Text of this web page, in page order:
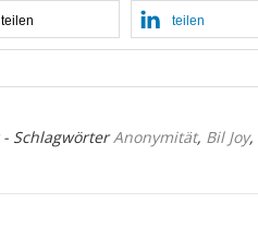
teilen teilen
- SchlagwörterAnonymität, Bil Joy,